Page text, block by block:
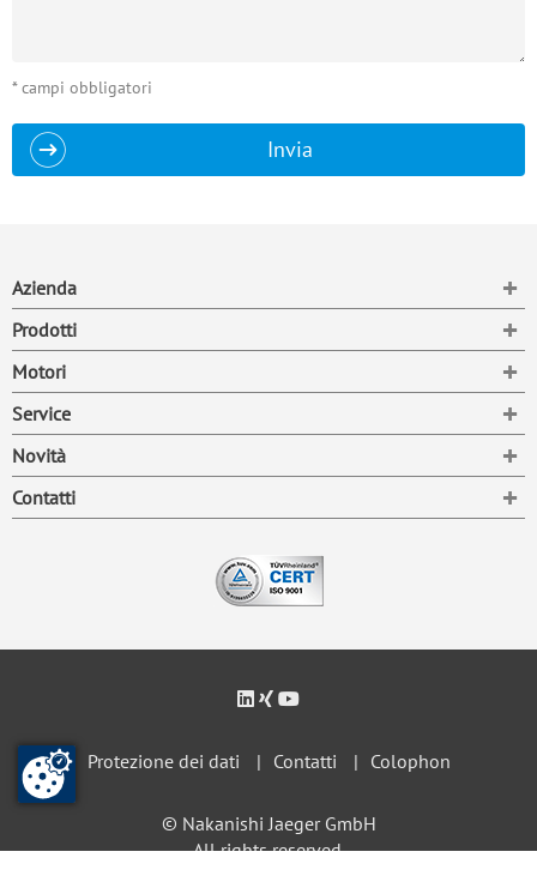
* campi obbligatori
Invia
Azienda
Prodotti
Motori
Service
Novità
Contatti
© Nakanishi Jaeger GmbH
All rights reserved.
Protezione dei dati Contatti Colophon